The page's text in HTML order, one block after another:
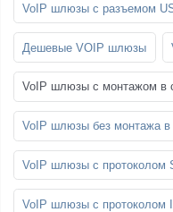
VoIP шлюзы с разъемом
Дешевые VOIP шлюзы
VoIP шлюзы с монтажом в
VoIP шлюзы без монтажа в
VoIP шлюзы с протоколом
VoIP шлюзы с протоколом